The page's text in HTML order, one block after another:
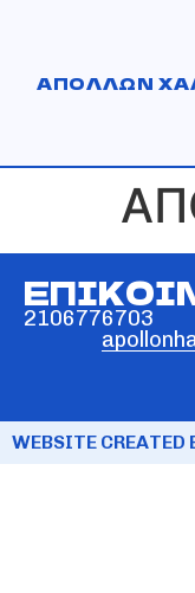
ΑΠΟΛΛΩΝ
2106776703
WEBSITE CREATED